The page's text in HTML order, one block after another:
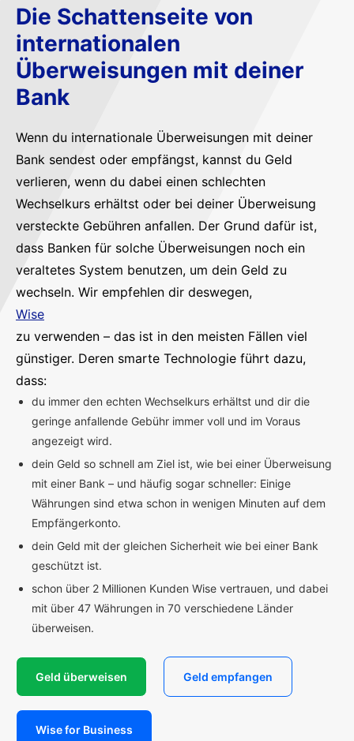
Die Schattenseite von
internationalen
Überweisungen mit deiner
Bank
Wenn du internationale Überweisungen mit deiner
Bank sendest oder empfängst, kannst du Geld
verlieren, wenn du dabei einen schlechten
Wechselkurs erhältst oder bei deiner Überweisung
versteckte Gebühren anfallen. Der Grund dafür ist,
dass Banken für solche Überweisungen noch ein
veraltetes System benutzen, um dein Geld zu
wechseln. Wir empfehlen dir deswegen,
Wise
zu verwenden – das ist in den meisten Fällen viel
günstiger. Deren smarte Technologie führt dazu,
dass:
du immer den echten Wechselkurs erhältst und dir die
geringe anfallende Gebühr immer voll und im Voraus
angezeigt wird.
dein Geld so schnell am Ziel ist, wie bei einer Überweisung
mit einer Bank – und häufig sogar schneller: Einige
Währungen sind etwa schon in wenigen Minuten auf dem
Empfängerkonto.
dein Geld mit der gleichen Sicherheit wie bei einer Bank
geschützt ist.
schon über 2 Millionen Kunden Wise vertrauen, und dabei
mit über 47 Währungen in 70 verschiedene Länder
überweisen.
Geld überweisen Geld empfangen
Wise for Business